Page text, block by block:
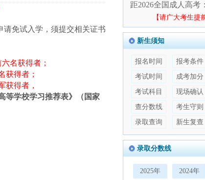
请免试入学，须提交相关证书
名获得者；
获得者；
获得者，
等学校学习推荐表》（国家
距2026全国成人高考
【请广大考生提
新生须知
报名时间 报考条件
考试时间 成考加分
考试科目 现场确认
查分数线 考生守则
录取查询 新生复查
录取分数线
2025年 2024年